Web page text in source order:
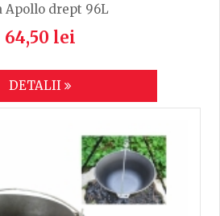
Apollo drept 96L
64,50 lei
DETALII